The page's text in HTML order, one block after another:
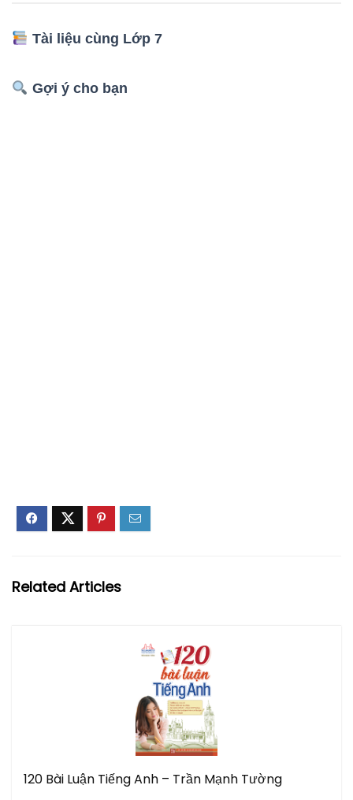
Tài liệu cùng Lớp 7
Gợi ý cho bạn
Related Articles
120 Bài Luận Tiếng Anh – Trần Mạnh Tường